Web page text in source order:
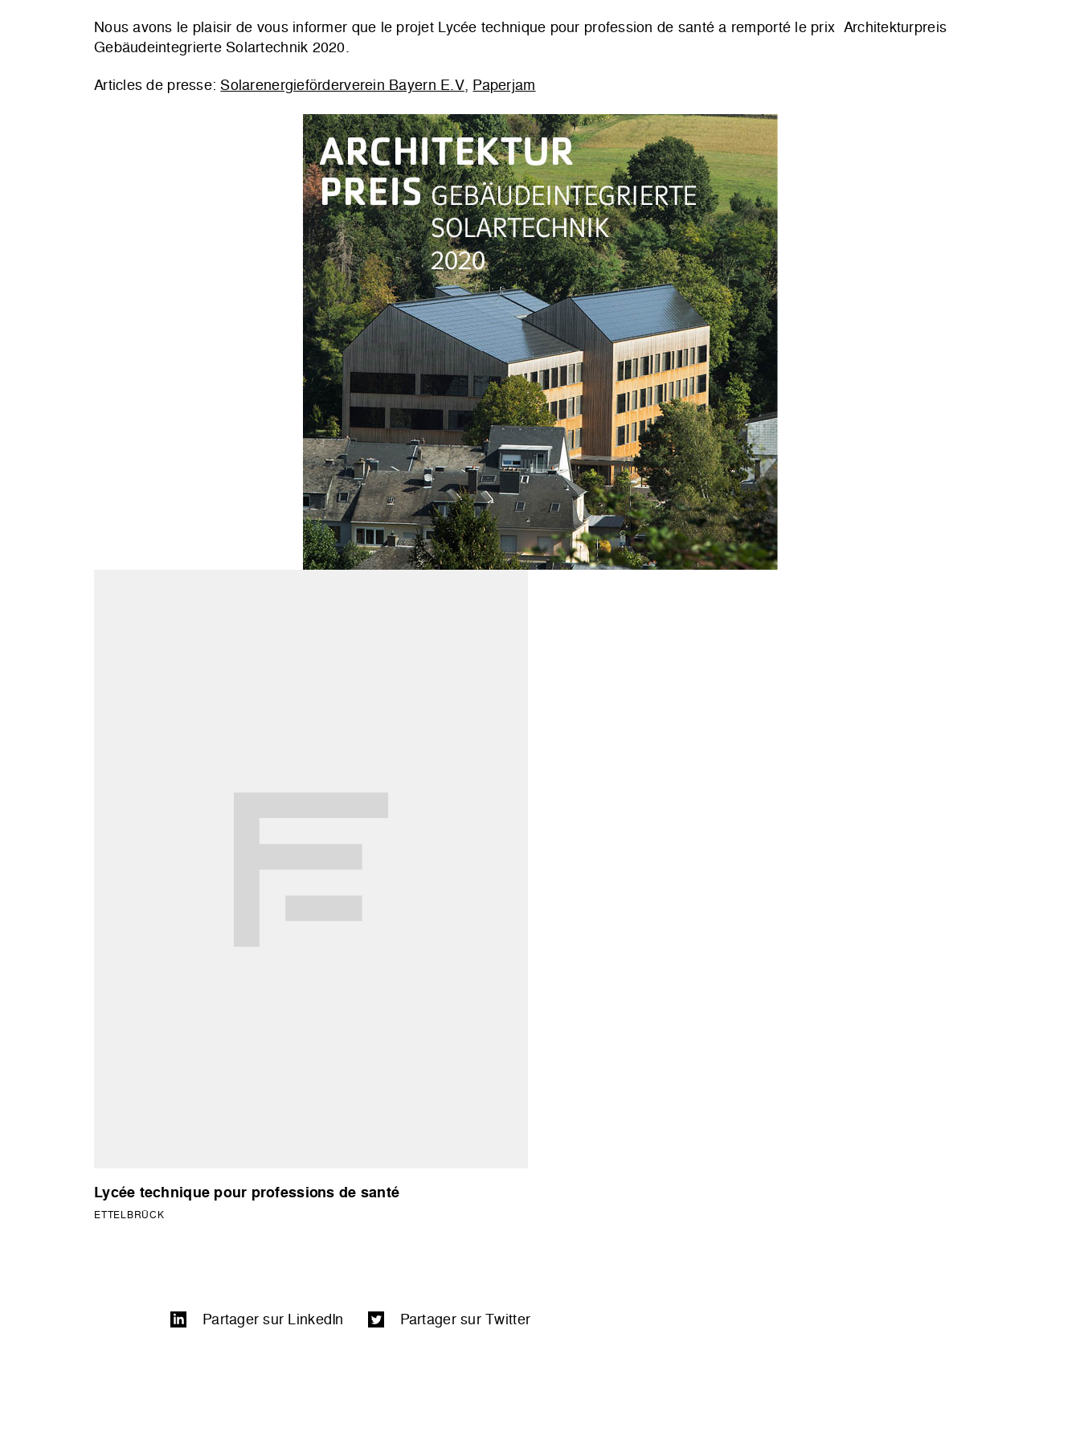
Nous avons le plaisir de vous informer que le projet Lycée technique pour profession de santé a remporté le prix Architekturpreis
Gebäudeintegrierte Solartechnik 2020.
Articles de presse:Solarenergieförderverein Bayern E.V,Paperjam
Lycée technique pour professions de santé
ETTELBRÜCK
Partager sur LinkedIn Partager sur Twitter